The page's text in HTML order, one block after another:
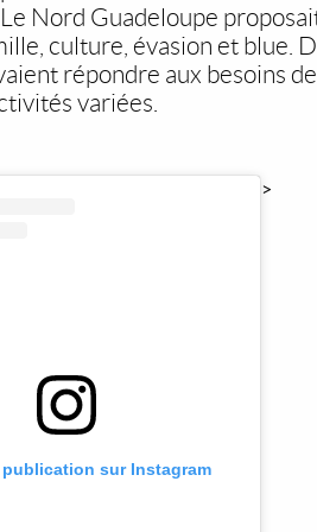
Nord Guadeloupe
culture, évasion et blue.
répondre aux besoins
variées.
sur Instagram
>